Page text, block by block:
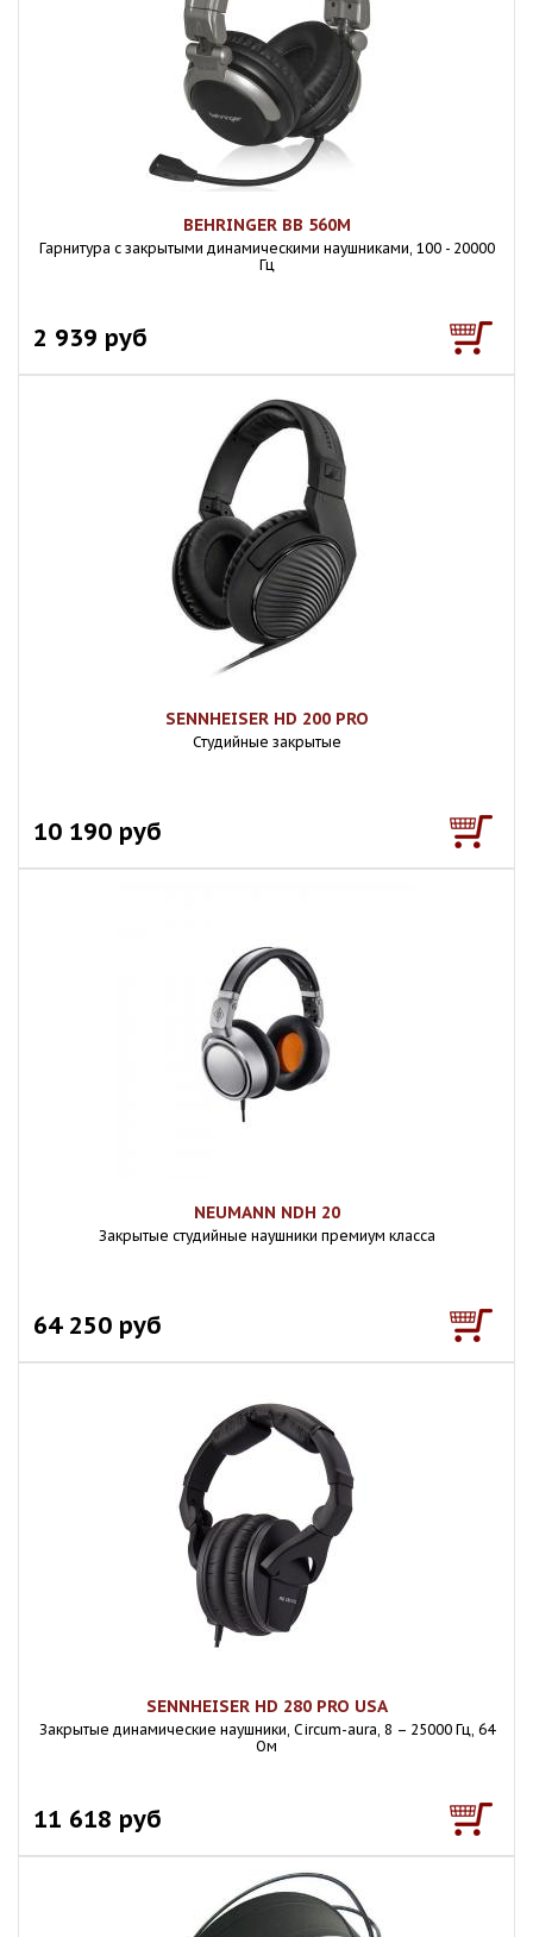
BEHRINGER BB 560M
Гарнитура с закрытыми динамическими наушниками, 100 - 20000
Гц
2 939 руб
SENNHEISER HD 200 PRO
Студийные закрытые
10 190 руб
NEUMANN NDH 20
Закрытые студийные наушники премиум класса
64 250 руб
SENNHEISER HD 280 PRO USA
Закрытые динамические наушники, Circum-aura, 8 – 25000 Гц, 64
Ом
11 618 руб